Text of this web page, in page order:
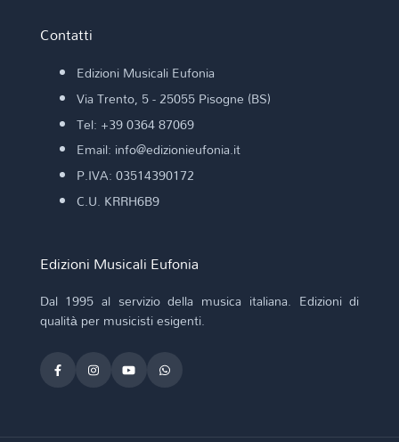
Contatti
Edizioni Musicali Eufonia
Via Trento, 5 - 25055 Pisogne (BS)
Tel: +39 0364 87069
Email: info@edizionieufonia.it
P.IVA: 03514390172
C.U. KRRH6B9
Edizioni Musicali Eufonia
Dal 1995 al servizio della musica italiana. Edizioni di
qualità per musicisti esigenti.